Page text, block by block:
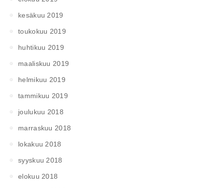
kesäkuu 2019
toukokuu 2019
huhtikuu 2019
maaliskuu 2019
helmikuu 2019
tammikuu 2019
joulukuu 2018
marraskuu 2018
lokakuu 2018
syyskuu 2018
elokuu 2018